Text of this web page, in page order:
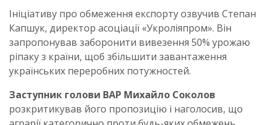
Ініціативу про обмеження експорту озвучив Степан
Капшук, директор асоціації «Укроліяпром». Він
запропонував заборонити вивезення 50% урожаю
ріпаку з країни, щоб збільшити завантаження
українських переробних потужностей.
Заступник голови ВАР Михайло Соколов
розкритикував його пропозицію і наголосив, що